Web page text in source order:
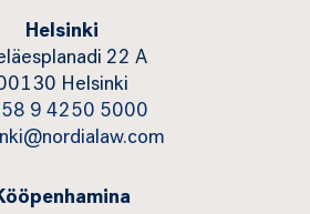
Helsinki
22 A
Helsinki
9 4250 5000